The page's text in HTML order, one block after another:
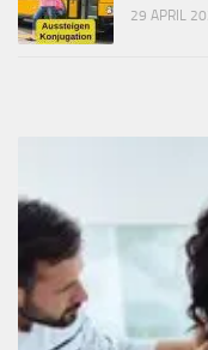
29 APRIL